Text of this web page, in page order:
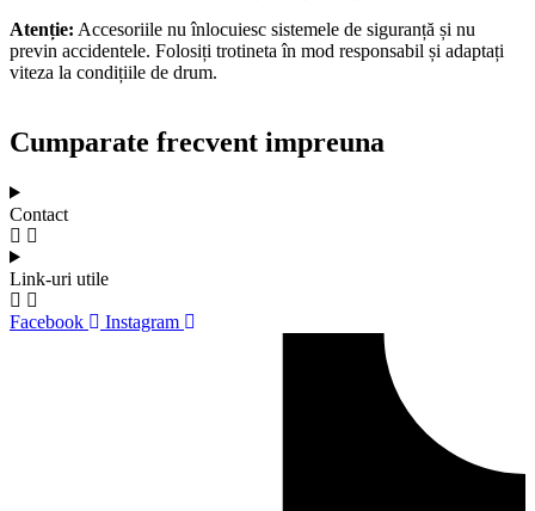
Atenție: Accesoriile nu înlocuiesc sistemele de siguranță și nu
previn accidentele. Folosiți trotineta în mod responsabil și adaptați
viteza la condițiile de drum.
Cumparate frecvent impreuna
Contact
Link-uri utile
Facebook Instagram